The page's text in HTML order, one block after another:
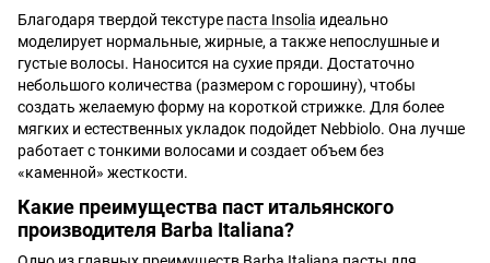
Благодаря твердой текстуре паста Insolia идеально
моделирует нормальные, жирные, а также непослушные и
густые волосы. Наносится на сухие пряди. Достаточно
небольшого количества (размером с горошину), чтобы
создать желаемую форму на короткой стрижке. Для более
мягких и естественных укладок подойдет Nebbiolo. Она лучше
работает с тонкими волосами и создает объем без
«каменной» жесткости.
Какие преимущества паст итальянского
производителя Barba Italiana?